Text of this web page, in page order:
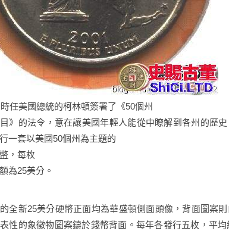
任美國總統的柯林頓簽署了《50個州
》的法令，意在讓美國年輕人能從中瞭解到各州的歷
一套以美國50個州為主題的
，每枚
為25美分。
全新25美分硬幣正面均為華盛頓側面頭像，背面圖案
性的象徵物圖案鑄於錢幣背面。每年各發行五枚，平